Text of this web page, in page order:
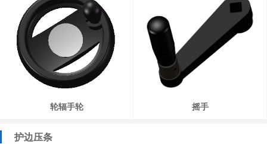
轮辐手轮 摇手
护边压条